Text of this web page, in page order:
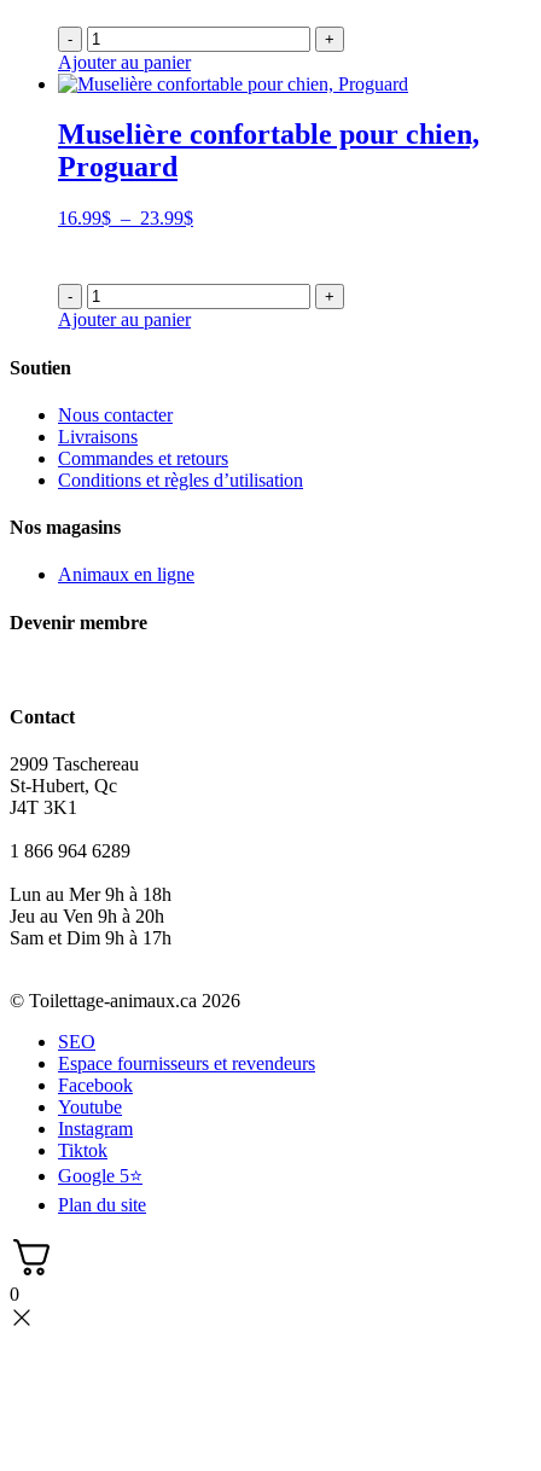
10.99$
à
- +
Ajouter au panier
Muselière confortable pour chien,
Proguard
16.99$ – 23.99$Plage
16.99$
à
- +
Ajouter au panier
Soutien
Nous contacter
Livraisons
Commandes et retours
Conditions et règles d’utilisation
Nos magasins
Animaux en ligne
Devenir membre
Contact
2909 Taschereau
St-Hubert, Qc
J4T 3K1
1 866 964 6289
Lun au Mer 9h à 18h
Jeu au Ven 9h à 20h
Sam et Dim 9h à 17h
© Toilettage-animaux.ca 2026
SEO
Espace fournisseurs et revendeurs
Facebook
Youtube
Instagram
Tiktok
Google 5⭐
Plan du site
0